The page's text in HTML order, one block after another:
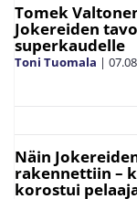
Tomek
Jokereiden
superkaudelle
Toni Tuomala |
Näin
rakennettiin –
korostui